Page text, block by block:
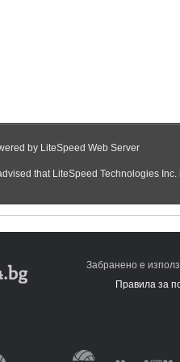
Забранено е
Правила за